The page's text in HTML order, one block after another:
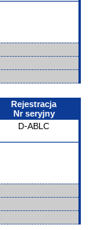
Rejestracja
Nr seryjny
D-ABLC